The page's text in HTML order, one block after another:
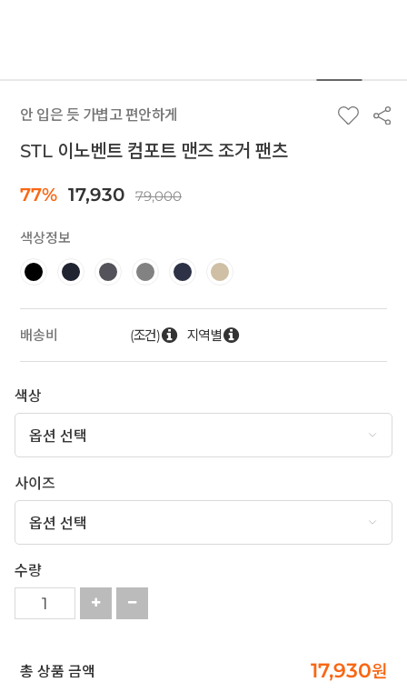
안 입은 듯 가볍고 편안하게
STL 이노벤트 컴포트 맨즈 조거 팬츠
77% 17,930 79,000
색상정보
배송비 (조건) 지역별
색상
사이즈
수량
총 상품 금액 17,930원